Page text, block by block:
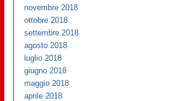
novembre 2018
ottobre 2018
settembre 2018
agosto 2018
luglio 2018
giugno 2018
maggio 2018
aprile 2018